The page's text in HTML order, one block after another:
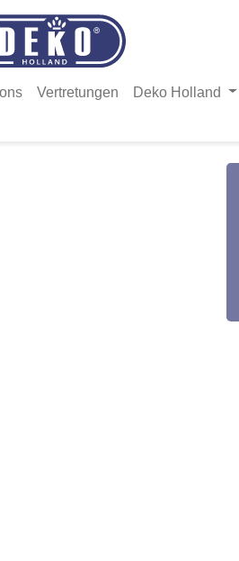
Vertretungen Deko Holland